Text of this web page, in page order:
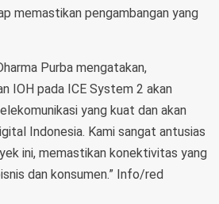
memastikan pengambangan yang
Purba mengatakan,
IOH pada ICE System 2 akan
yang kuat dan akan
Indonesia. Kami sangat antusias
ini, memastikan konektivitas yang
dan konsumen.” Info/red